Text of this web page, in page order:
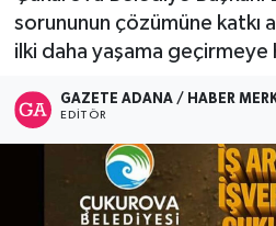
sorununun çözümüne katkı
ilki daha yaşama geçirmeye
GAZETE ADANA / HABER
EDITÖR
İletişim